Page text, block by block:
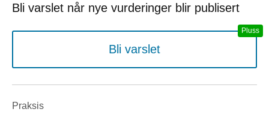
Bli varslet når nye vurderinger blir publisert
Bli varslet
Praksis